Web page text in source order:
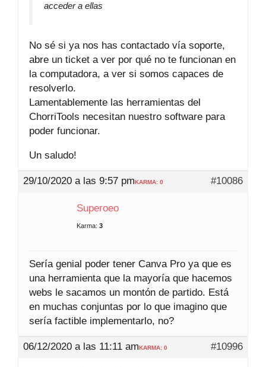
acceder a ellas
No sé si ya nos has contactado vía soporte,
abre un ticket a ver por qué no te funcionan en
la computadora, a ver si somos capaces de
resolverlo.
Lamentablemente las herramientas del
ChorriTools necesitan nuestro software para
poder funcionar.
Un saludo!
29/10/2020 a las 9:57 pm #10086
KARMA: 0
Superoeo
Karma: 3
Sería genial poder tener Canva Pro ya que es
una herramienta que la mayoría que hacemos
webs le sacamos un montón de partido. Está
en muchas conjuntas por lo que imagino que
sería factible implementarlo, no?
06/12/2020 a las 11:11 am #10996
KARMA: 0